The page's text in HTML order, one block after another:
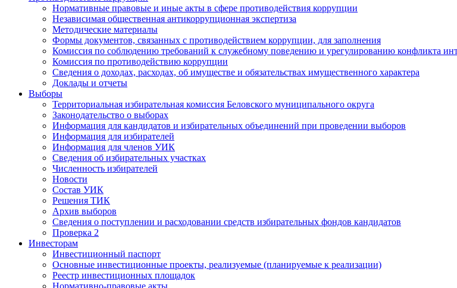
Нормативные правовые и иные акты в сфере противодействия коррупции
Независимая общественная антикоррупционная экспертиза
Методические материалы
Формы документов, связанных с противодействием коррупции, для заполнения
Комиссия по соблюдению требований к служебному поведению и урегулированию конфликта
Комиссия по противодействию коррупции
Сведения о доходах, расходах, об имуществе и обязательствах имущественного характера
Доклады и отчеты
Выборы
Территориальная избирательная комиссия Беловского муниципального округа
Законодательство о выборах
Информация для кандидатов и избирательных объединений при проведении выборов
Информация для избирателей
Информация для членов УИК
Сведения об избирательных участках
Численность избирателей
Новости
Состав УИК
Решения ТИК
Архив выборов
Сведения о поступлении и расходовании средств избирательных фондов кандидатов
Проверка 2
Инвесторам
Инвестиционный паспорт
Основные инвестиционные проекты, реализуемые (планируемые к реализации)
Реестр инвестиционных площадок
Нормативно-правовые акты